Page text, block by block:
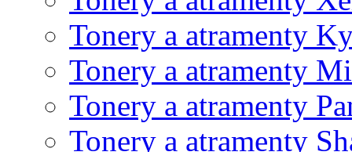
Tonery a atramenty
Tonery a atramenty
Tonery a atramenty
Tonery a atramenty